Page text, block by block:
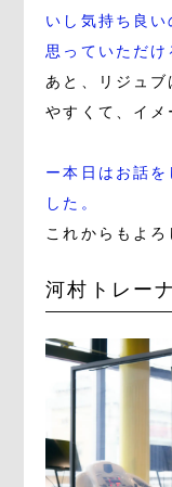
いし気持ち良い
思っていただけ
あと、リジュ
やすくて、イメ
ー本日はお話を
した。
これからもよろ
河村トレー